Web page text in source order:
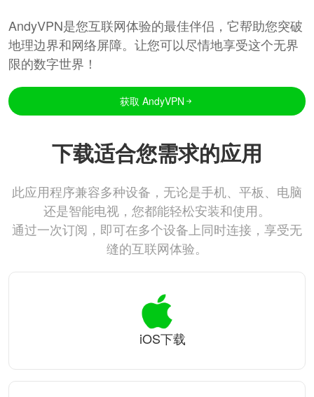
AndyVPN是您互联网体验的最佳伴侣，它帮助您突破
地理边界和网络屏障。让您可以尽情地享受这个无界
限的数字世界！
获取 AndyVPN
下载适合您需求的应用
此应用程序兼容多种设备，无论是手机、平板、电脑
还是智能电视，您都能轻松安装和使用。
通过一次订阅，即可在多个设备上同时连接，享受无
缝的互联网体验。
iOS下载